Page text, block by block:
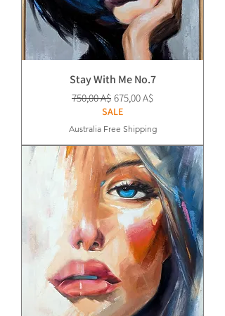
Stay With Me No.7
Prezzo regolare
750,00 A$ Prezzo scontato
675,00 A$
SALE
Australia Free Shipping